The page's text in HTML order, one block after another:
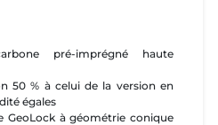
pré-imprégné haute
50 % à celui de la version en
égales
GeoLock à géométrie conique